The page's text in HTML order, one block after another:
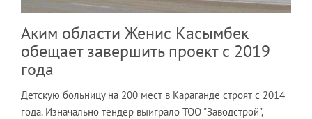
Аким области Женис Касымбек
обещает завершить проект с 2019
года
Детскую больницу на 200 мест в Караганде строят с 2014
года. Изначально тендер выиграло ТОО "Заводстрой",